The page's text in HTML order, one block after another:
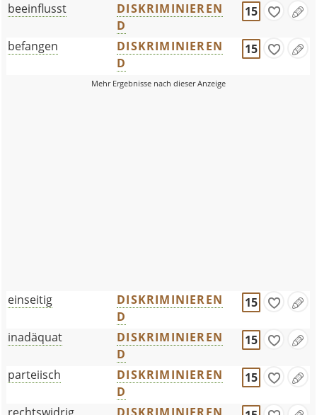
beeinflusst
DISKRIMINIEREN
D
15
befangen
DISKRIMINIEREN
D
15
einseitig
DISKRIMINIEREN
D
15
inadäquat
DISKRIMINIEREN
D
15
parteiisch
DISKRIMINIEREN
D
15